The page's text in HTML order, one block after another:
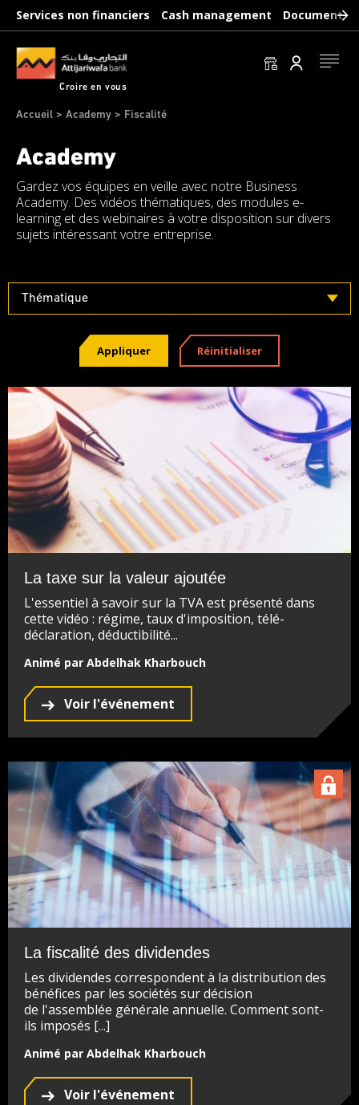
Aller
principal
Services non financiers Cash management Documents
Croire en vous
Se
Fil
Accueil Academy Fiscalité
Academy
Gardez vos équipes en veille avec notre Business
Academy. Des vidéos thématiques, des modules e-
learning et des webinaires à votre disposition sur divers
sujets intéressant votre entreprise.
Thématique
Appliquer Réinitialiser
La taxe sur la valeur ajoutée
L'essentiel à savoir sur la TVA est présenté dans
cette vidéo : régime, taux d'imposition, télé-
déclaration, déductibilité...
Animé par Abdelhak Kharbouch
Voir l'événement
La fiscalité des dividendes
Les dividendes correspondent à la distribution des
bénéfices par les sociétés sur décision
de l'assemblée générale annuelle. Comment sont-
ils imposés [...]
Animé par Abdelhak Kharbouch
Voir l'événement